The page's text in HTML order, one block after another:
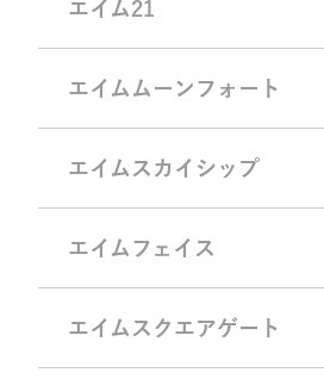
エイム21
エイムムーンフォート
エイムスカイシップ
エイムフェイス
エイムスクエアゲート